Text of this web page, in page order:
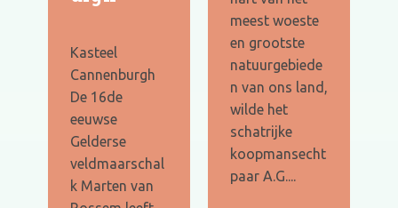
meest woeste
en grootste
natuurgebiede
n van ons land,
wilde het
schatrijke
koopmansecht
paar A.G....
Kasteel
Cannenburgh
De 16de
eeuwse
Gelderse
veldmaarschal
k Marten van